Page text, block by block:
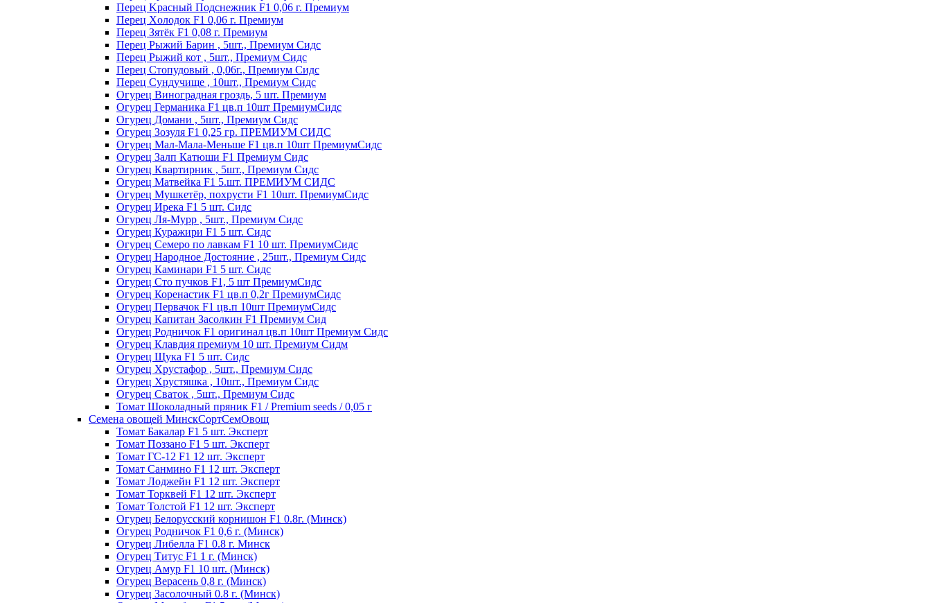
Пepeц Kpacный Пoдcнeжник F1 0,06 г. Пpeмиyм
Пepeц Хoлoдoк F1 0,06 г. Пpeмиyм
Пepeц Зятёк F1 0,08 г. Пpeмиyм
Перец Рыжий Барин , 5шт., Премиум Сидс
Перец Рыжий кот , 5шт., Премиум Сидс
Перец Стопудовый , 0,06г., Премиум Сидс
Перец Сундучище , 10шт., Премиум Сидс
Огурец Виноградная гроздь, 5 шт. Премиум
Огурец Германика F1 цв.п 10шт ПремиумСидс
Огурец Домани , 5шт., Премиум Сидс
Огурец Зозуля F1 0,25 гр. ПРЕМИУМ СИДС
Огурец Мал-Мала-Меньше F1 цв.п 10шт ПремиумСидс
Огурец Залп Катюши F1 Премиум Сидс
Огурец Квартирник , 5шт., Премиум Сидс
Огурец Матвейка F1 5.шт. ПРЕМИУМ СИДС
Огурец Мушкетёр, похрусти F1 10шт. ПремиумСидс
Огурец Ирека F1 5 шт. Сидс
Огурец Ля-Мурр , 5шт., Премиум Сидс
Огурец Куражири F1 5 шт. Сидс
Огурец Семеро по лавкам F1 10 шт. ПремиумСидс
Огурец Народное Достояние , 25шт., Премиум Сидс
Огурец Каминари F1 5 шт. Сидс
Огурец Сто пучков F1, 5 шт ПремиумСидс
Огурец Коренастик F1 цв.п 0,2г ПремиумСидс
Огурец Первачок F1 цв.п 10шт ПремиумСидс
Огурец Капитан Засолкин F1 Премиум Сид
Огурец Родничок F1 оригинал цв.п 10шт Премиум Сидс
Огурец Клавдия премиум 10 шт. Премиум Сидм
Огурец Щука F1 5 шт. Сидс
Огурец Хрустафор , 5шт., Премиум Сидс
Огурец Хрустяшка , 10шт., Премиум Сидс
Огурец Сваток , 5шт., Премиум Сидс
Томат Шоколадный пряник F1 / Premium seeds / 0,05 г
Семена овощей МинскСортСемОвощ
Томат Бакалар F1 5 шт. Эксперт
Томат Поззано F1 5 шт. Эксперт
Томат ГС-12 F1 12 шт. Эксперт
Томат Санмино F1 12 шт. Эксперт
Томат Лоджейн F1 12 шт. Эксперт
Томат Торквей F1 12 шт. Эксперт
Томат Толстой F1 12 шт. Эксперт
Огурец Белорусский корнишон F1 0.8г. (Минск)
Огурец Родничок F1 0,6 г. (Минск)
Огурец Либелла F1 0.8 г. Минск
Огурец Титус F1 1 г. (Минск)
Огурец Амур F1 10 шт. (Минск)
Огурец Верасень 0,8 г. (Минск)
Огурец Засолочный 0.8 г. (Минск)